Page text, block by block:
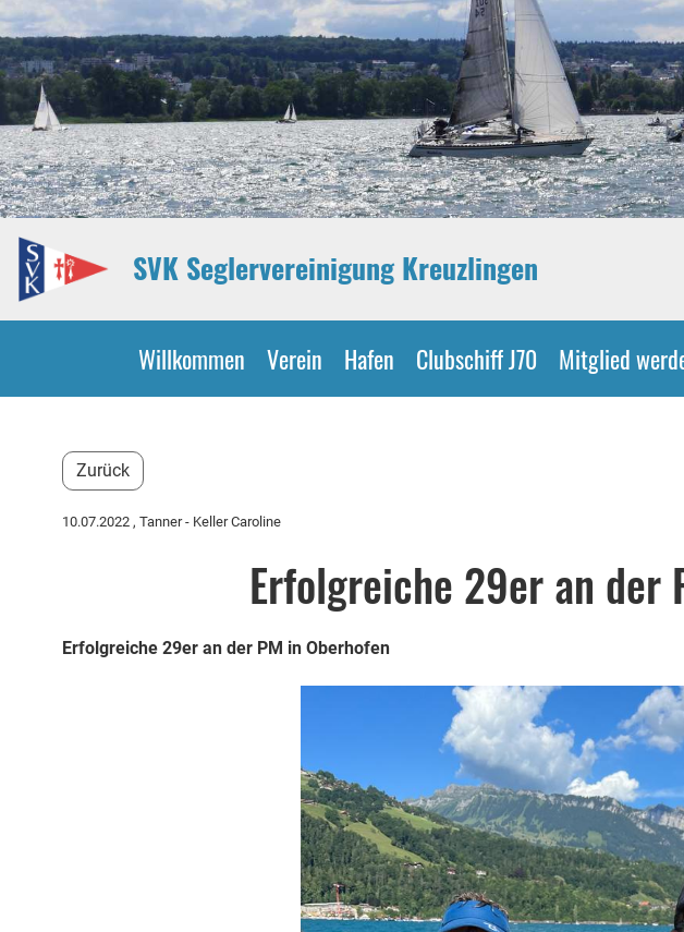
SVK Seglervereinigung Kreuzlingen
Willkommen Verein Hafen Clubschiff J70 Mitglied
Zurück
10.07.2022 , Tanner - Keller Caroline
Erfolgreiche 29er an der
Erfolgreiche 29er an der PM in Oberhofen